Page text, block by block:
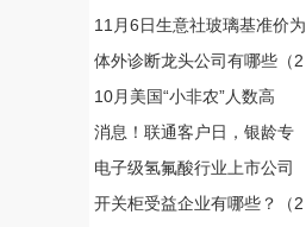
11月6日生意社玻璃基准价为
体外诊断龙头公司有哪些（2
10月美国“小非农”人数高
消息！联通客户日，银龄专
电子级氢氟酸行业上市公司
开关柜受益企业有哪些？（2